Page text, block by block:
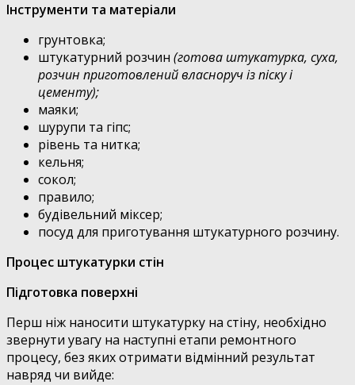
Інструменти та матеріали
грунтовка;
штукатурний розчин (готова штукатурка, суха,
розчин приготовлений власноруч із піску і
цементу);
маяки;
шурупи та гіпс;
рівень та нитка;
кельня;
сокол;
правило;
будівельний міксер;
посуд для приготування штукатурного розчину.
Процес штукатурки стін
Підготовка поверхні
Перш ніж наносити штукатурку на стіну, необхідно
звернути увагу на наступні етапи ремонтного
процесу, без яких отримати відмінний результат
навряд чи вийде: